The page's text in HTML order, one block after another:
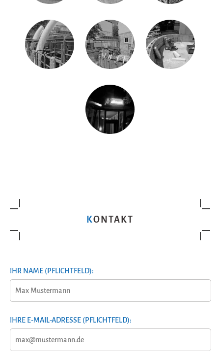
KONTAKT
IHR NAME (PFLICHTFELD):
IHRE E-MAIL-ADRESSE (PFLICHTFELD):